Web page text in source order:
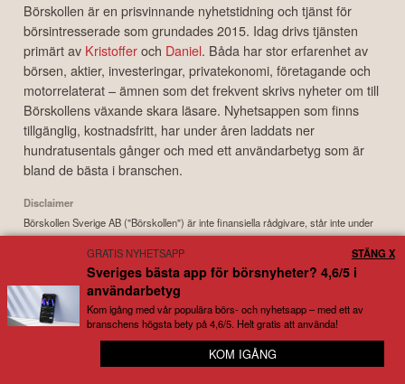
Börskollen är en prisvinnande nyhetstidning och tjänst för
börsintresserade som grundades 2015. Idag drivs tjänsten
primärt av Kristofferoch Daniel. Båda har stor erfarenhet av
börsen, aktier, investeringar, privatekonomi, företagande och
motorrelaterat – ämnen som det frekvent skrivs nyheter om till
Börskollens växande skara läsare. Nyhetsappen som finns
tillgänglig, kostnadsfritt, har under åren laddats ner
hundratusentals gånger och med ett användarbetyg som är
bland de bästa i branschen.
Disclaimer
Börskollen Sverige AB ("Börskollen") är inte finansiella rådgivare, står inte under
finansinspektionens tillsyn och ger inga råd till dig. Detta innebär att
investeringsbeslut baserade på information som direkt eller indirekt härrörande
från Börskollen eller personer med koppling till Börskollen, alltid fattas
självständigt av investeraren. Börskollen frånsäger sig allt ansvar för eventuell
förlust eller skada av vad slag det må vara som grundar sig på användandet av
material härrörande från tjänsten Börskollen.
Börskollen Sverige AB. All rights reserved.
📱 Appen av börsnördar, för börsnördar
GRATIS NYHETSAPP
Sveriges bästa app för börsnyheter? 4,6/5 i
användarbetyg
Kom igång med vår populära börs- och nyhetsapp – med ett av
branschens högsta bety på 4,6/5. Helt gratis att använda!
KOM IGÅNG
STÄNG X